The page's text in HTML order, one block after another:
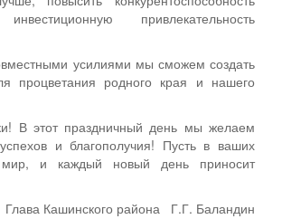
привлекательность
усилиями мы сможем создать
процветания родного края и нашего
В этот праздничный день мы желаем
и благополучия! Пусть в ваших
и каждый новый день приносит
Глава Кашинского района Г.Г. Баландин